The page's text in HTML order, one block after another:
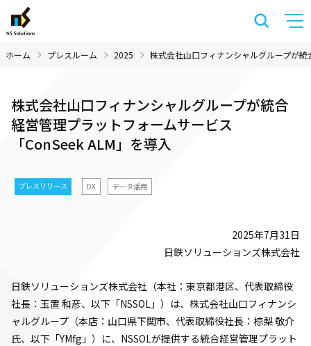
ホーム プレスルーム 2025 株式会社山口フィナンシャルグループが
株式会社山口フィナンシャルグループが統合
経営管理プラットフォームサービス
「ConSeek ALM」を導入
プレスリリース DX データ活用
2025年7月31日
日鉄ソリューションズ株式会社
日鉄ソリューションズ株式会社（本社：東京都港区、代表取締役
社長：玉置 和彦、以下「NSSOL」）は、株式会社山口フィナンシ
ャルグループ（本店：山口県下関市、代表取締役社長：椋梨 敬介
氏、以下「YMfg」）に、NSSOLが提供する統合経営管理プラット